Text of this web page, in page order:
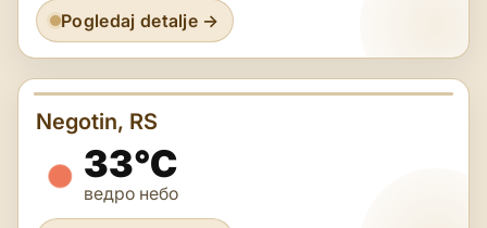
Pogledaj detalje →
Negotin, RS
33°C
ведро небо